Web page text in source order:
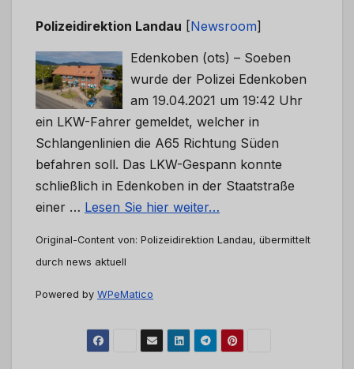
Polizeidirektion Landau [Newsroom]
Edenkoben (ots) – Soeben
wurde der Polizei Edenkoben
am 19.04.2021 um 19:42 Uhr
ein LKW-Fahrer gemeldet, welcher in
Schlangenlinien die A65 Richtung Süden
befahren soll. Das LKW-Gespann konnte
schließlich in Edenkoben in der Staatstraße
einer … Lesen Sie hier weiter…
Original-Content von: Polizeidirektion Landau, übermittelt
durch news aktuell
Powered by WPeMatico